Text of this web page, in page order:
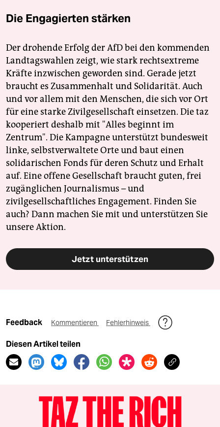
Die Engagierten stärken
Der drohende Erfolg der AfD bei den kommenden
Landtagswahlen zeigt, wie stark rechtsextreme
Kräfte inzwischen geworden sind. Gerade jetzt
braucht es Zusammenhalt und Solidarität. Auch
und vor allem mit den Menschen, die sich vor Ort
für eine starke Zivilgesellschaft einsetzen. Die taz
kooperiert deshalb mit "Alles beginnt im
Zentrum". Die Kampagne unterstützt bundesweit
linke, selbstverwaltete Orte und baut einen
solidarischen Fonds für deren Schutz und Erhalt
auf. Eine offene Gesellschaft braucht guten, frei
zugänglichen Journalismus – und
zivilgesellschaftliches Engagement. Finden Sie
auch? Dann machen Sie mit und unterstützen Sie
unsere Aktion.
Jetzt unterstützen
Feedback Kommentieren Fehlerhinweis
Diesen Artikel teilen